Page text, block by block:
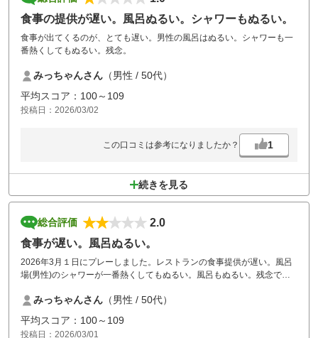
食事の提供が遅い。風呂ぬるい。シャワーもぬるい。
食事が出てくるのが、とても遅い。男性の風呂はぬるい。シャワーも一
番熱くしてもぬるい。残念。
みっちゃんさん （男性 / 50代）
平均スコア：100～109
投稿日：2026/03/02
この口コミは参考になりましたか？ 1
続きを見る
総合評価
2.0
食事が遅い。風呂ぬるい。
2026年3月１日にプレーしました。レストランの食事提供が遅い。風呂
場(男性)のシャワーが一番熱くしてもぬるい。風呂もぬるい。残念で
みっちゃんさん （男性 / 50代）
平均スコア：100～109
投稿日：2026/03/01